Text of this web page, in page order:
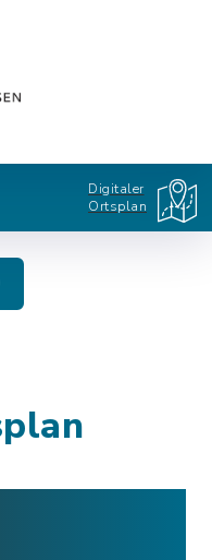
Digitaler
Ortsplan